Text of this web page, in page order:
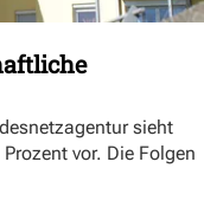
sieht
vor. Die Folgen